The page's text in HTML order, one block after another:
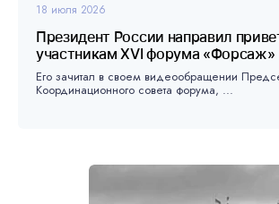
18 июля 2026
Президент России направил
участникам XVI форума «Форсаж»
Его зачитал в своем видеообращении
Координационного совета форума, ...